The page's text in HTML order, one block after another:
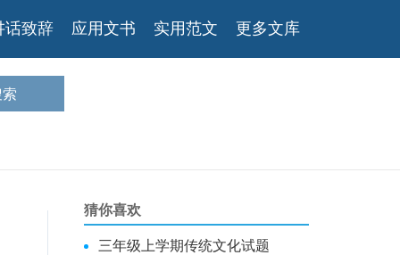
话致辞 应用文书 实用范文 更多文库
猜你喜欢
三年级上学期传统文化试题